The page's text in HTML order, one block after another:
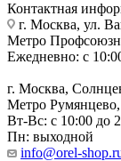
Контактная
г. Москва, ул.
Метро
Ежедневно: с
г. Москва,
Метро
Вт-Вс: с 10:00 до
Пн: выходной
info@orel-